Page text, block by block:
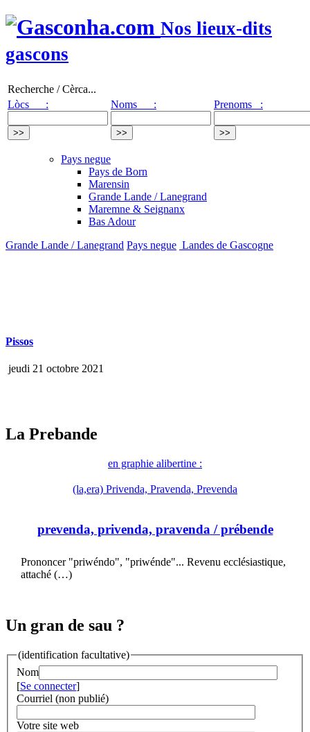
Nos lieux-dits
gascons
Recherche / Cèrca...
Lòcs :
Noms : Prenoms :
Pays negue
Pays de Born
Marensin
Grande Lande / Lanegrand
Maremne & Seignanx
Bas Adour
Grande Lande / Lanegrand Pays negue Landes de Gascogne
Pissos
jeudi 21 octobre 2021
La Prebande
en graphie alibertine :
(la,era) Privenda, Pravenda, Prevenda
prevenda, privenda, pravenda / prébende
Prononcer "priwéndo", "priwénde"... Revenu ecclésiastique,
attaché (…)
Un gran de sau ?
(identification facultative)
Nom
[Se connecter]
Courriel (non publié)
Votre site web